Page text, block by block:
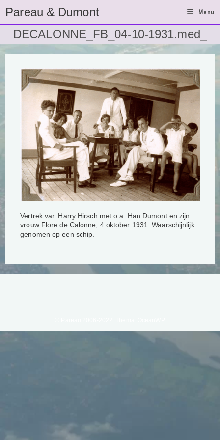
naar
inhoud
Pareau & Dumont Menu
DECALONNE_FB_04-10-1931.med_
Vertrek van Harry Hirsch met o.a. Han Dumont en zijn
vrouw Flore de Calonne, 4 oktober 1931. Waarschijnlijk
genomen op een schip.